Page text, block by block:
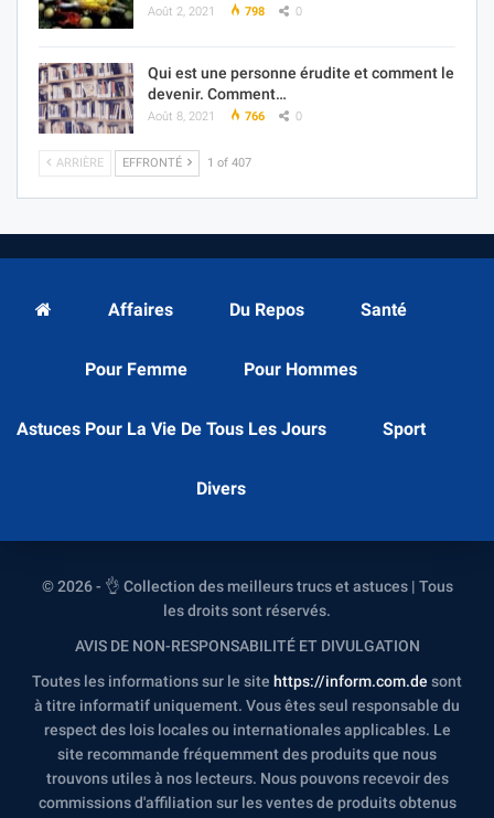
Août 2, 2021 798 0
Qui est une personne érudite et comment le
devenir. Comment…
Août 8, 2021 766 0
ARRIÈRE EFFRONTÉ 1 of 407
Affaires Du Repos Santé
Pour Femme Pour Hommes
Astuces Pour La Vie De Tous Les Jours Sport
Divers
© 2026 - 👌 Collection des meilleurs trucs et astuces | Tous
les droits sont réservés.
AVIS DE NON-RESPONSABILITÉ ET DIVULGATION
Toutes les informations sur le site https://inform.com.de sont
à titre informatif uniquement. Vous êtes seul responsable du
respect des lois locales ou internationales applicables. Le
site recommande fréquemment des produits que nous
trouvons utiles à nos lecteurs. Nous pouvons recevoir des
commissions d'affiliation sur les ventes de produits obtenus